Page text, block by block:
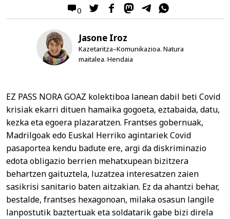
0
Jasone Iroz
Kazetaritza–Komunikazioa. Natura
maitalea. Hendaia
EZ PASS NORA GOAZ kolektiboa lanean dabil beti Covid
krisiak ekarri dituen hamaika gogoeta, eztabaida, datu,
kezka eta egoera plazaratzen. Frantses gobernuak,
Madrilgoak edo Euskal Herriko agintariek Covid
pasaportea kendu badute ere, argi da diskriminazio
edota obligazio berrien mehatxupean bizitzera
behartzen gaituztela, luzatzea interesatzen zaien
sasikrisi sanitario baten aitzakian. Ez da ahantzi behar,
bestalde, frantses hexagonoan, milaka osasun langile
lanpostutik baztertuak eta soldatarik gabe bizi direla